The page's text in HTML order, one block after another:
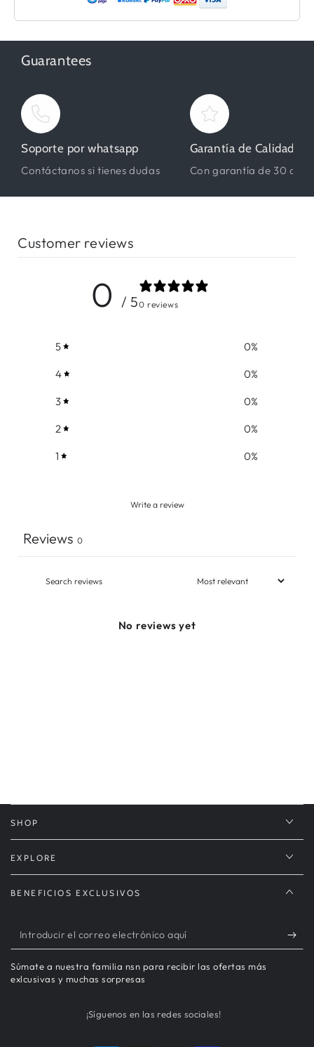
Guarantees
Soporte por whatsapp
Contáctanos si tienes dudas
Garantía de Calidad
Con garantía de 30 días
Customer reviews
0 / 50 reviews
5 0%
4 0%
3 0%
2 0%
1 0%
Write a review
Reviews 0
No reviews yet
SHOP
EXPLORE
BENEFICIOS EXCLUSIVOS
Introducir
el
correo
Súmate a nuestra familia nsn para recibir las ofertas más
exlcusivas y muchas sorpresas
¡Síguenos en las redes sociales!